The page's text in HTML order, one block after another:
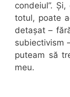
condeiul”.
totul, poate
detașat –
subiectivism
puteam să
meu.